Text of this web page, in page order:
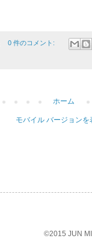
0 件のコメント:
ホーム
モバイル バージョンを
©2015 JUN